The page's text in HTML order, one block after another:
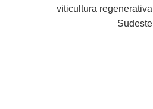
viticultura regenerativa
Sudeste